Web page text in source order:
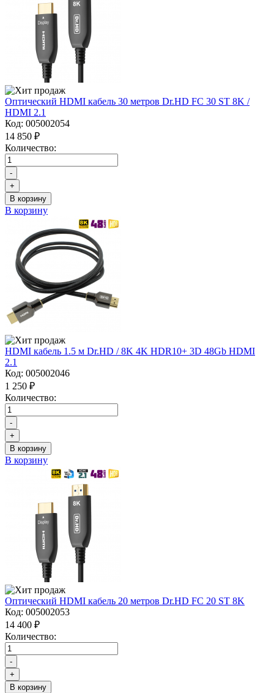
Оптический HDMI кабель 30 метров Dr.HD FC 30 ST 8K /
HDMI 2.1
Код: 005002054
14 850 ₽
Количество:
-
+
В корзину
В корзину
HDMI кабель 1.5 м Dr.HD / 8K 4K HDR10+ 3D 48Gb HDMI
2.1
Код: 005002046
1 250 ₽
Количество:
-
+
В корзину
В корзину
Оптический HDMI кабель 20 метров Dr.HD FC 20 ST 8K
Код: 005002053
14 400 ₽
Количество:
-
+
В корзину